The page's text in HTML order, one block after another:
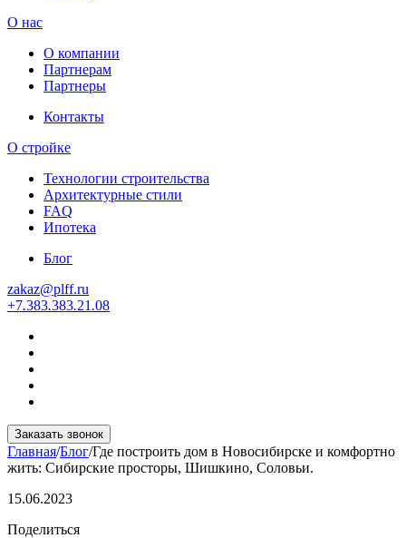
О нас
О компании
Партнерам
Партнеры
Контакты
О стройке
Технологии строительства
Архитектурные стили
FAQ
Ипотека
Блог
zakaz@plff.ru
+7.383.383.21.08
Заказать звонок
Главная/Блог/Где построить дом в Новосибирске и комфортно
жить: Сибирские просторы, Шишкино, Соловьи.
15.06.2023
Поделиться